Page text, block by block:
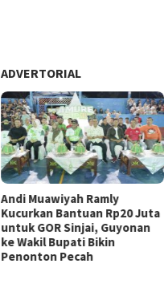
ADVERTORIAL
Andi Muawiyah Ramly
Kucurkan Bantuan Rp20 Juta
untuk GOR Sinjai, Guyonan
ke Wakil Bupati Bikin
Penonton Pecah